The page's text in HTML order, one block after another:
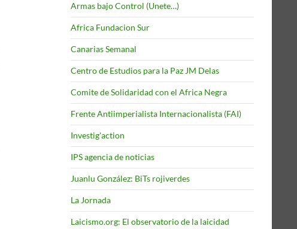
Armas bajo Control (Unete…)
Africa Fundacion Sur
Canarias Semanal
Centro de Estudios para la Paz JM Delas
Comite de Solidaridad con el Africa Negra
Frente Antiimperialista Internacionalista (FAI)
Investig'action
IPS agencia de noticias
Juanlu González: BiTs rojiverdes
La Jornada
Laicismo.org: El observatorio de la laicidad